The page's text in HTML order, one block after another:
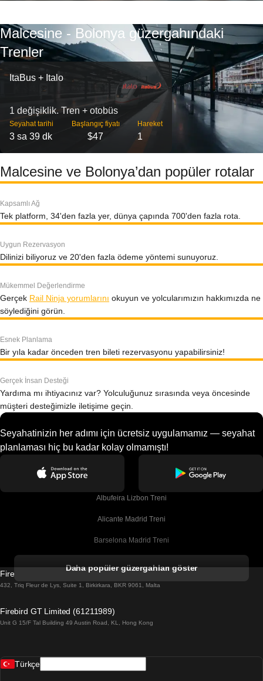
Malcesine - Bolonya güzergahındaki
Trenler
ItaBus + Italo
1 değişiklik. Tren + otobüs
Seyahat tarihi
3 sa 39 dk
Başlangıç ​​fiyatı
$47
Hareket
1
Malcesine ve Bolonya’dan popüler rotalar
Kapsamlı Ağ
Tek platform, 34'den fazla yer, dünya çapında 700'den fazla rota.
Uygun Rezervasyon
Dilinizi biliyoruz ve 20'den fazla ödeme yöntemi sunuyoruz.
Mükemmel Değerlendirme
Gerçek Rail Ninja yorumlarını okuyun ve yolcularımızın hakkımızda ne
söylediğini görün.
Esnek Planlama
Bir yıla kadar önceden tren bileti rezervasyonu yapabilirsiniz!
Gerçek İnsan Desteği
Yardıma mı ihtiyacınız var? Yolculuğunuz sırasında veya öncesinde
müşteri desteğimizle iletişime geçin.
Seyahatinizin her adımı için ücretsiz uygulamamız — seyahat
planlaması hiç bu kadar kolay olmamıştı!
Albufeira Lizbon Treni
Alicante Madrid Treni
Barselona Madrid Treni
Barselona Sevilla Treni
Belfast Dublin Treni
Daha popüler güzergahları göster
Firebird GT Limited (OC 1451)
432, Triq Fleur de Lys, Suite 1, Birkirkara, BKR 9061, Malta
Firebird GT Limited (61211989)
Unit G 15/F Tal Building 49 Austin Road, KL, Hong Kong
Türkçe